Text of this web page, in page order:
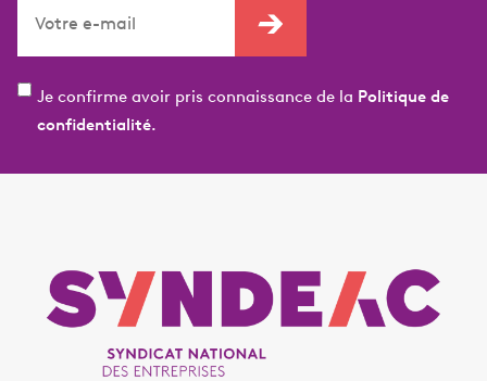
Je confirme avoir pris connaissance de la Politique de
confidentialité.